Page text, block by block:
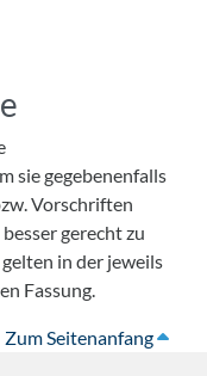
sie gegebenenfalls
Vorschriften
gerecht zu
in der jeweils
Fassung.
Zum Seitenanfang